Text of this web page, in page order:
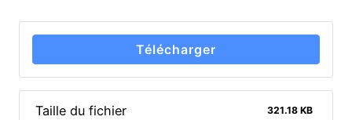
Télécharger
Taille du fichier 321.18 KB